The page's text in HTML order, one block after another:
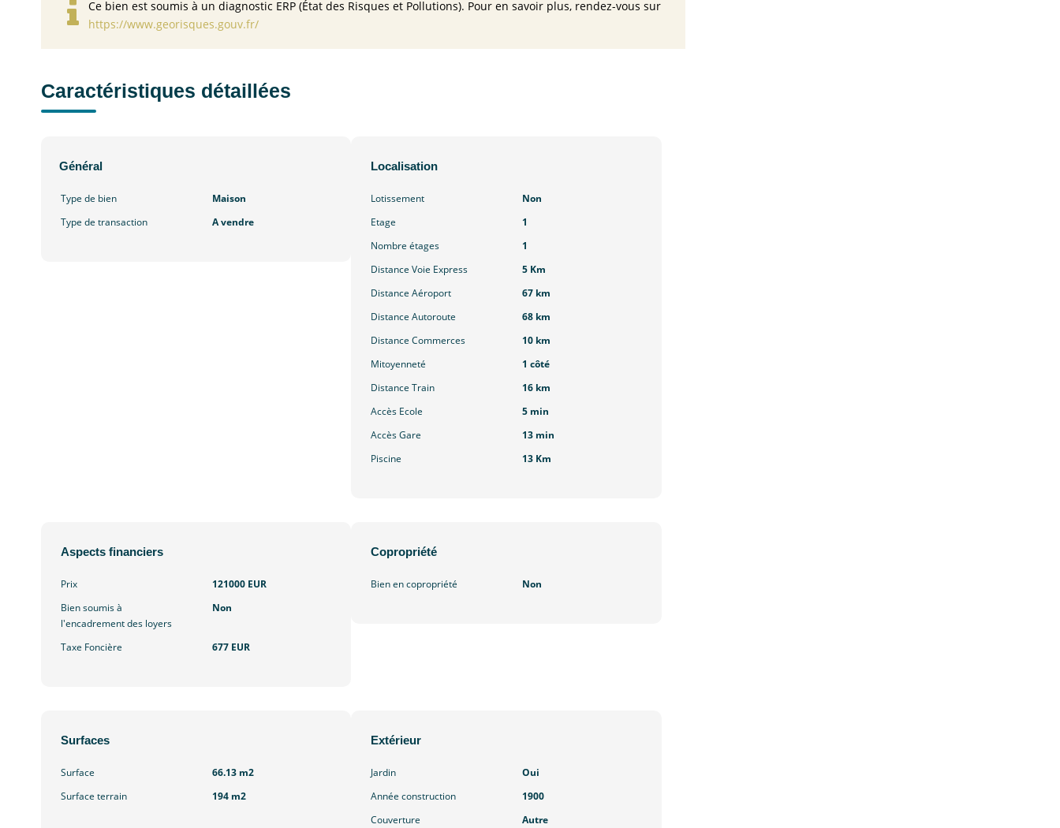
Ce bien est soumis à un diagnostic ERP (État des Risques et Pollutions). Pour en savoir plus, rendez-vous sur
https://www.georisques.gouv.fr/
Caractéristiques détaillées
Général
Type de bien
Maison
Type de transaction
A vendre
Localisation
Lotissement
Non
Etage
1
Nombre étages
1
Distance Voie Express
5 Km
Distance Aéroport
67 km
Distance Autoroute
68 km
Distance Commerces
10 km
Mitoyenneté
1 côté
Distance Train
16 km
Accès Ecole
5 min
Accès Gare
13 min
Piscine
13 Km
Aspects financiers
Prix
121000 EUR
Bien soumis à
l'encadrement des loyers
Non
Taxe Foncière 677 EUR
Copropriété
Bien en copropriété Non
Surfaces
Surface
66.13 m2
Surface terrain
194 m2
Extérieur
Jardin
Oui
Année construction
1900
Couverture
Autre